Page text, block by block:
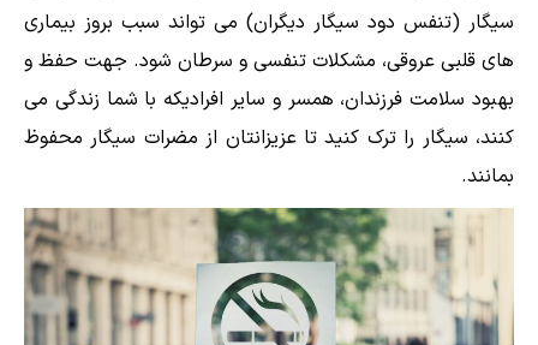
سیگار (تنفس دود سیگار دیگران) می تواند سبب بروز بیماری
های قلبی عروقی، مشکلات تنفسی و سرطان شود. جهت حفظ و
بهبود سلامت فرزندان، همسر و سایر افرادیکه با شما زندگی می
کنند، سیگار را ترک کنید تا عزیزانتان از مضرات سیگار محفوظ
بمانند.